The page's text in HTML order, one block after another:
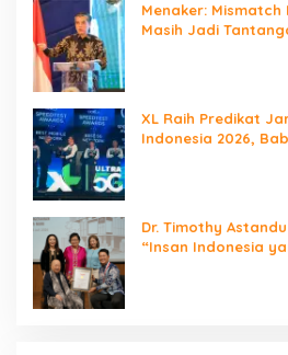
Menaker: Mismatch
Masih Jadi
XL Raih Predikat
Indonesia 2026,
Dr. Timothy
“Insan Indonesia